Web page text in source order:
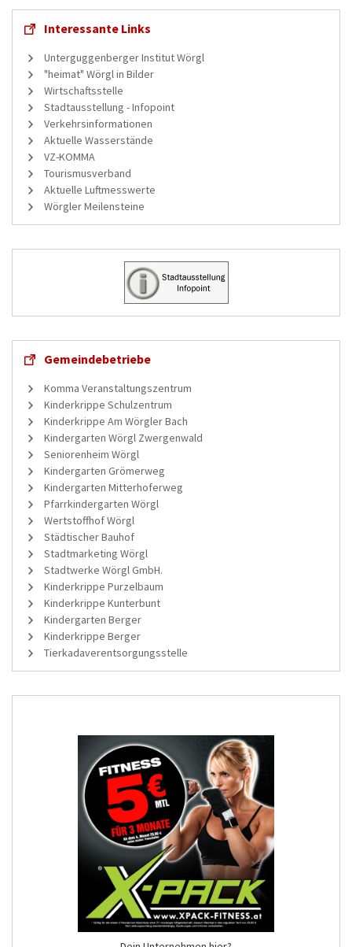
Interessante Links
Unterguggenberger Institut Wörgl
"heimat" Wörgl in Bilder
Wirtschaftsstelle
Stadtausstellung - Infopoint
Verkehrsinformationen
Aktuelle Wasserstände
VZ-KOMMA
Tourismusverband
Aktuelle Luftmesswerte
Wörgler Meilensteine
Gemeindebetriebe
Komma Veranstaltungszentrum
Kinderkrippe Schulzentrum
Kinderkrippe Am Wörgler Bach
Kindergarten Wörgl Zwergenwald
Seniorenheim Wörgl
Kindergarten Grömerweg
Kindergarten Mitterhoferweg
Pfarrkindergarten Wörgl
Wertstoffhof Wörgl
Städtischer Bauhof
Stadtmarketing Wörgl
Stadtwerke Wörgl GmbH.
Kinderkrippe Purzelbaum
Kinderkrippe Kunterbunt
Kindergarten Berger
Kinderkrippe Berger
Tierkadaverentsorgungsstelle